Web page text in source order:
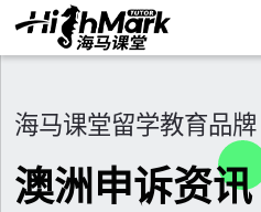
海马课堂留学教育品牌
澳洲申诉资讯